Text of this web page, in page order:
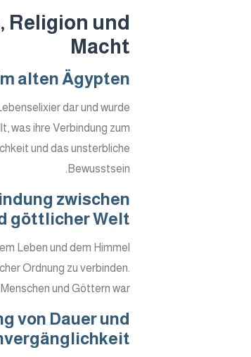
Religion und
Macht
alten Ägypten
dar und wurde
was ihre Verbindung zum
und das unsterbliche
Bewusstsein.
zwischen
göttlicher Welt
Leben und dem Himmel
Ordnung zu verbinden.
und Göttern war.
von Dauer und